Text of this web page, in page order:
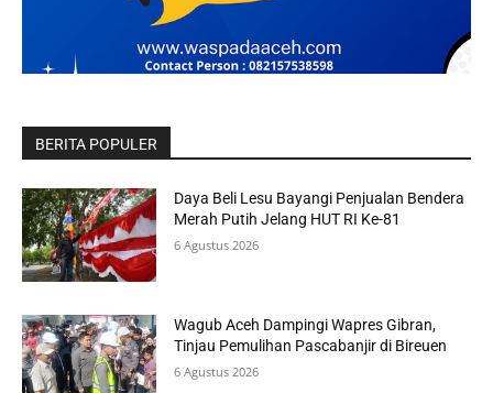
BERITA POPULER
Daya Beli Lesu Bayangi Penjualan Bendera
Merah Putih Jelang HUT RI Ke-81
6 Agustus 2026
Wagub Aceh Dampingi Wapres Gibran,
Tinjau Pemulihan Pascabanjir di Bireuen
6 Agustus 2026